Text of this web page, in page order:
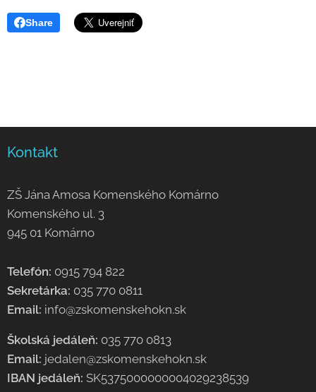
Share
Kontakt
ZŠ Jána Amosa Komenského Komárno
Komenského ul. 3
945 01 Komárno
Telefón: 0915 794 822
Sekretárka: 035 770 0811
Email: info@zskomenskehokn.sk
Školská jedáleň: 035 770 0813
Email: jedalen@zskomenskehokn.sk
IBAN jedáleň: SK5375000000004029238539